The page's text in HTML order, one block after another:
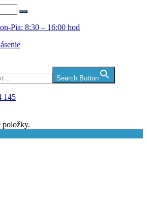
Pia: 8:30 – 16:00 hod
Search Button
145
položky.